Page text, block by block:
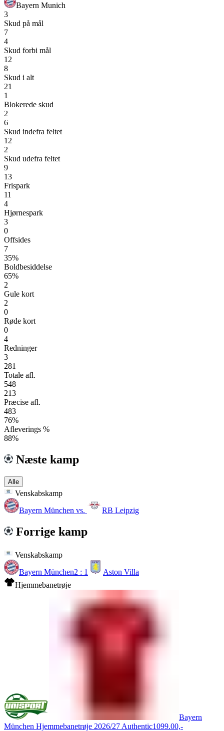
Bayern Munich
3
Skud på mål
7
4
Skud forbi mål
12
8
Skud i alt
21
1
Blokerede skud
2
6
Skud indefra feltet
12
2
Skud udefra feltet
9
13
Frispark
11
4
Hjørnespark
3
0
Offsides
7
35%
Boldbesiddelse
65%
2
Gule kort
2
0
Røde kort
0
4
Redninger
3
281
Totale afl.
548
213
Præcise afl.
483
76%
Afleverings %
88%
Næste kamp
Alle
Venskabskamp
Bayern München vs. RB Leipzig
Forrige kamp
Venskabskamp
Bayern München2 : 1
Aston Villa
Hjemmebanetrøje
Bayern
München Hjemmebanetrøje 2026/27 Authentic1099.00,-